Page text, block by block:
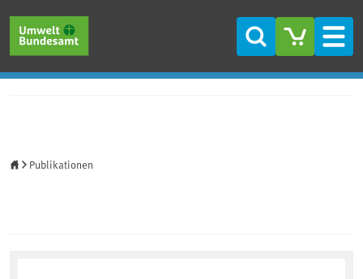
Suche
Publikationen